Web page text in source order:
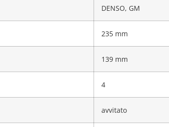
DENSO, GM
235 mm
139 mm
4
avvitato